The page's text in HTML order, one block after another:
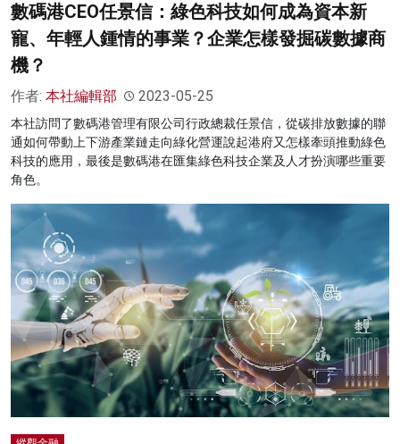
數碼港CEO任景信：綠色科技如何成為資本新
寵、年輕人鍾情的事業？企業怎樣發掘碳數據商
機？
作者: 本社編輯部 2023-05-25
本社訪問了數碼港管理有限公司行政總裁任景信，從碳排放數據的聯
通如何帶動上下游產業鏈走向綠化營運說起港府又怎樣牽頭推動綠色
科技的應用，最後是數碼港在匯集綠色科技企業及人才扮演哪些重要
角色。